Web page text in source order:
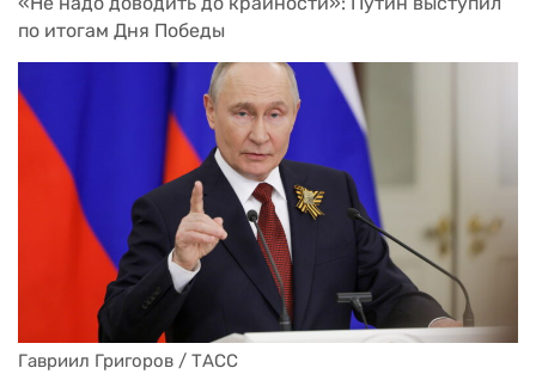
по итогам Дня Победы
Гавриил Григоров / ТАСС